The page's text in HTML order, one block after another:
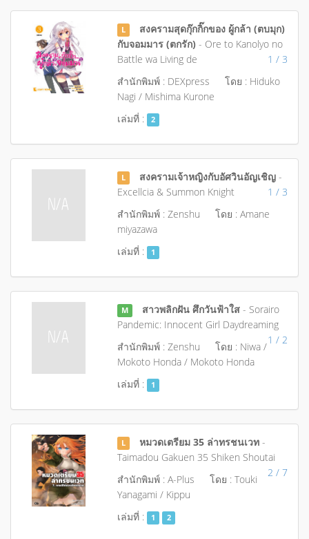
L
สงครามสุดกุ๊กกิ๊กของ ผู้กล้า (ตบมุก)
กับจอมมาร (ตกรัก) - Ore to Kanolyo no
Battle wa Living de
1 / 3
สำนักพิมพ์ : DEXpress
โดย : Hiduko
Nagi / Mishima Kurone
เล่มที่ :
2
L สงครามเจ้าหญิงกับอัศวินอัญเชิญ -
Excellcia & Summon Knight
1 / 3
สำนักพิมพ์ : Zenshu
โดย : Amane
miyazawa
เล่มที่ :
1
M สาวพลิกฝัน ศึกวันฟ้าใส - Sorairo
Pandemic: Innocent Girl Daydreaming
1 / 2
สำนักพิมพ์ : Zenshu
โดย : Niwa /
Mokoto Honda / Mokoto Honda
เล่มที่ :
1
L หมวดเตรียม 35 ล่าทรชนเวท -
Taimadou Gakuen 35 Shiken Shoutai
2 / 7
สำนักพิมพ์ : A-Plus
โดย : Touki
Yanagami / Kippu
เล่มที่ :
1 2